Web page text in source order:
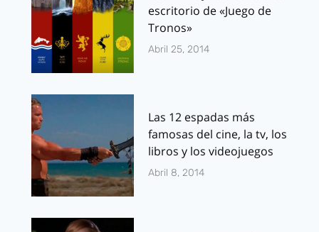
escritorio de «Juego de
Tronos»
Abril 25, 2014
Las 12 espadas más
famosas del cine, la tv, los
libros y los videojuegos
Abril 8, 2014